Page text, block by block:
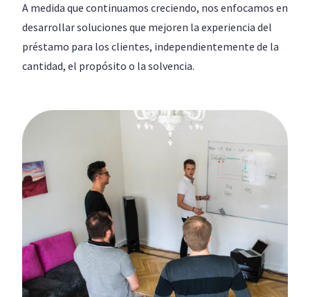
A medida que continuamos creciendo, nos enfocamos en
desarrollar soluciones que mejoren la experiencia del
préstamo para los clientes, independientemente de la
cantidad, el propósito o la solvencia.